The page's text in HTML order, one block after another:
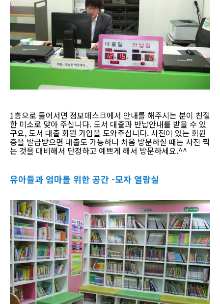
1층으로 들어서면 정보데스크에서 안내를 해주시는 분이 친절
한 미소로 맞아 주십니다. 도서 대출과 반납안내를 받을 수 있
구요, 도서 대출 회원 가입을 도와주십니다. 사진이 있는 회원
증을 발급받으면 대출도 가능하니 처음 방문하실 때는 사진 찍
는 것을 대비해서 단정하고 예쁘게 해서 방문하세요.^^
유아들과 엄마를 위한 공간 -모자 열람실